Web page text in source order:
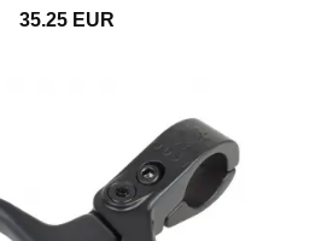
35.25EUR